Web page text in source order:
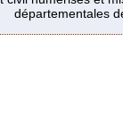
départementales